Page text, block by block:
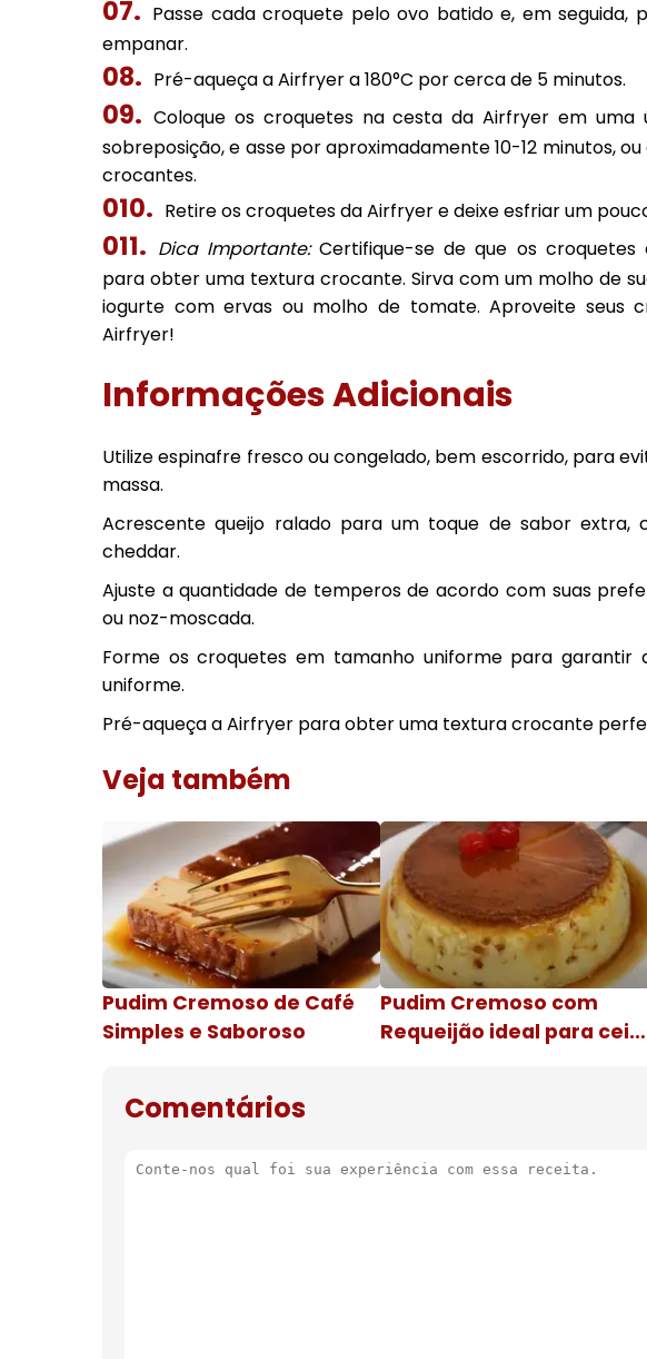
Passe cada croquete pelo ovo batido e, em seguida,
empanar.
Pré-aqueça a Airfryer a 180°C por cerca de 5 minutos.
Coloque os croquetes na cesta da Airfryer em uma
sobreposição, e asse por aproximadamente 10-12 minutos,
crocantes.
Retire os croquetes da Airfryer e deixe esfriar um
Dica Importante:Certifique-se de que os croquetes
para obter uma textura crocante. Sirva com um molho de
iogurte com ervas ou molho de tomate. Aproveite seus
Airfryer!
Informações Adicionais
Utilize espinafre fresco ou congelado, bem escorrido, para
massa.
Acrescente queijo ralado para um toque de sabor extra,
cheddar.
Ajuste a quantidade de temperos de acordo com suas
ou noz-moscada.
Forme os croquetes em tamanho uniforme para garantir
uniforme.
Pré-aqueça a Airfryer para obter uma textura crocante
Veja também
Pudim Cremoso de Café
Simples e Saboroso
Pudim Cremoso com
Requeijão ideal para ceia
Comentários